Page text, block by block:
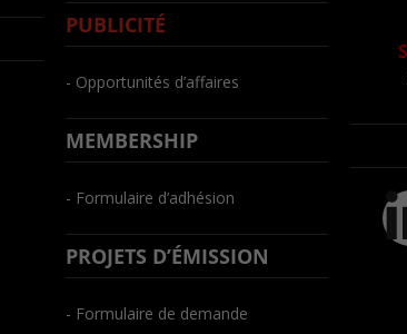
PUBLICITÉ
- Opportunités d’affaires
MEMBERSHIP
- Formulaire d’adhésion
PROJETS D’ÉMISSION
- Formulaire de demande